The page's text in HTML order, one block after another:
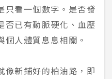
只看一個數字。是否發
否已有動脈硬化、血壓
人體質息息相關。
像新鋪好的柏油路，即